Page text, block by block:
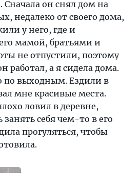
Сначала он снял дом на
недалеко от своего дома,
у него, где и
мамой, братьями и
не отпустили, поэтому
работал, а я сидела дома.
по выходным. Ездили в
мне красивые места.
ловил в деревне,
себя чем-то в его
прогуляться, чтобы